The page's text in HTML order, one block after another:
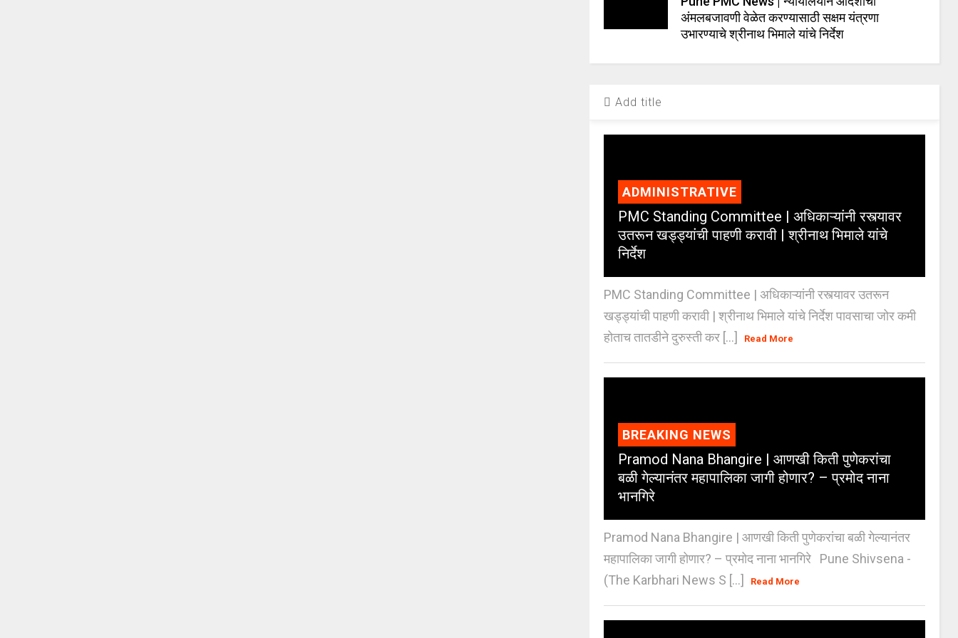
अंमलबजावणी वेळेत करण्यासाठी सक्षम यंत्रणा
उभारण्याचे श्रीनाथ भिमाले यांचे निर्देश
Add title
ADMINISTRATIVE
PMC Standing Committee | अधिकाऱ्यांनी रस्त्यावर
उतरून खड्ड्यांची पाहणी करावी | श्रीनाथ भिमाले यांचे
निर्देश
PMC Standing Committee | अधिकाऱ्यांनी रस्त्यावर उतरून
खड्ड्यांची पाहणी करावी | श्रीनाथ भिमाले यांचे निर्देश पावसाचा जोर कमी
होताच तातडीने दुरुस्ती कर [...]
Read More
BREAKING NEWS
Pramod Nana Bhangire | आणखी किती पुणेकरांचा
बळी गेल्यानंतर महापालिका जागी होणार? – प्रमोद नाना
भानगिरे
Pramod Nana Bhangire | आणखी किती पुणेकरांचा बळी गेल्यानंतर
महापालिका जागी होणार? – प्रमोद नाना भानगिरे Pune Shivsena -
(The Karbhari News S [...]
Read More